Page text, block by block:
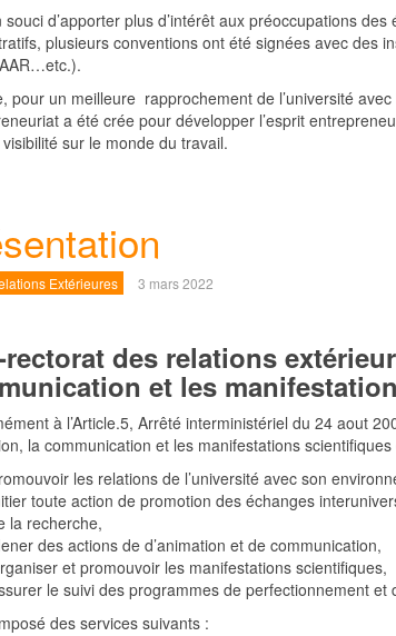
souci d’apporter plus d’intérêt aux préoccupations
plusieurs conventions ont été signées avec des
pour un meilleure rapprochement de l’université
a été crée pour développer l’esprit
sur le monde du travail.
Extérieures 3 mars 2022
rectorat des relations
et les
à l’Article.5, Arrêté interministériel du 24 aout
la communication et les manifestations
les relations de l’université avec son
toute action de promotion des échanges
la recherche,
des actions de d’animation et de communication,
et promouvoir les manifestations scientifiques,
le suivi des programmes de perfectionnement
des services suivants :